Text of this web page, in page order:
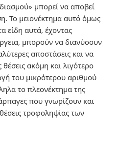
μπορεί να αποβεί
Το μειονέκτημα αυτό όμως
είδη αυτά, έχοντας
μπορούν να διανύσουν
αποστάσεις και να
ακόμη και λιγότερο
του μικρότερου αριθμού
το πλεονέκτημα της
που γνωρίζουν και
τροφοληψίας των